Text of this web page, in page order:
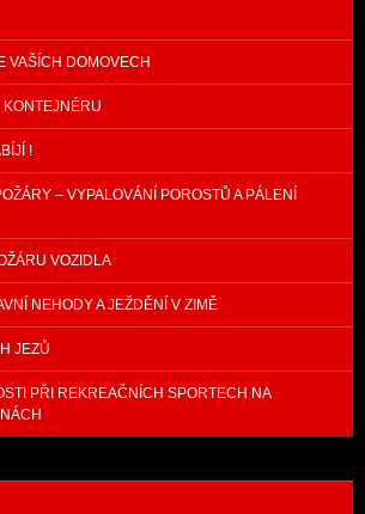
VAŠÍCH DOMOVECH
KONTEJNÉRU
!
– VYPALOVÁNÍ POROSTŮ A PÁLENÍ
VOZIDLA
NEHODY A JEŽDĚNÍ V ZIMĚ
JEZŮ
PŘI REKREAČNÍCH SPORTECH NA